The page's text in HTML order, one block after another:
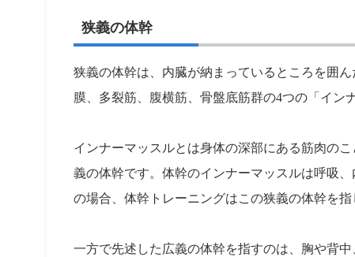
狭義の体幹
狭義の体幹は、内臓が納まっているところを囲
膜、多裂筋、腹横筋、骨盤底筋群の4つの「イン
インナーマッスルとは身体の深部にある筋肉の
義の体幹です。体幹のインナーマッスルは呼吸
の場合、体幹トレーニングはこの狭義の体幹を指
一方で先述した広義の体幹を指すのは、胸や背